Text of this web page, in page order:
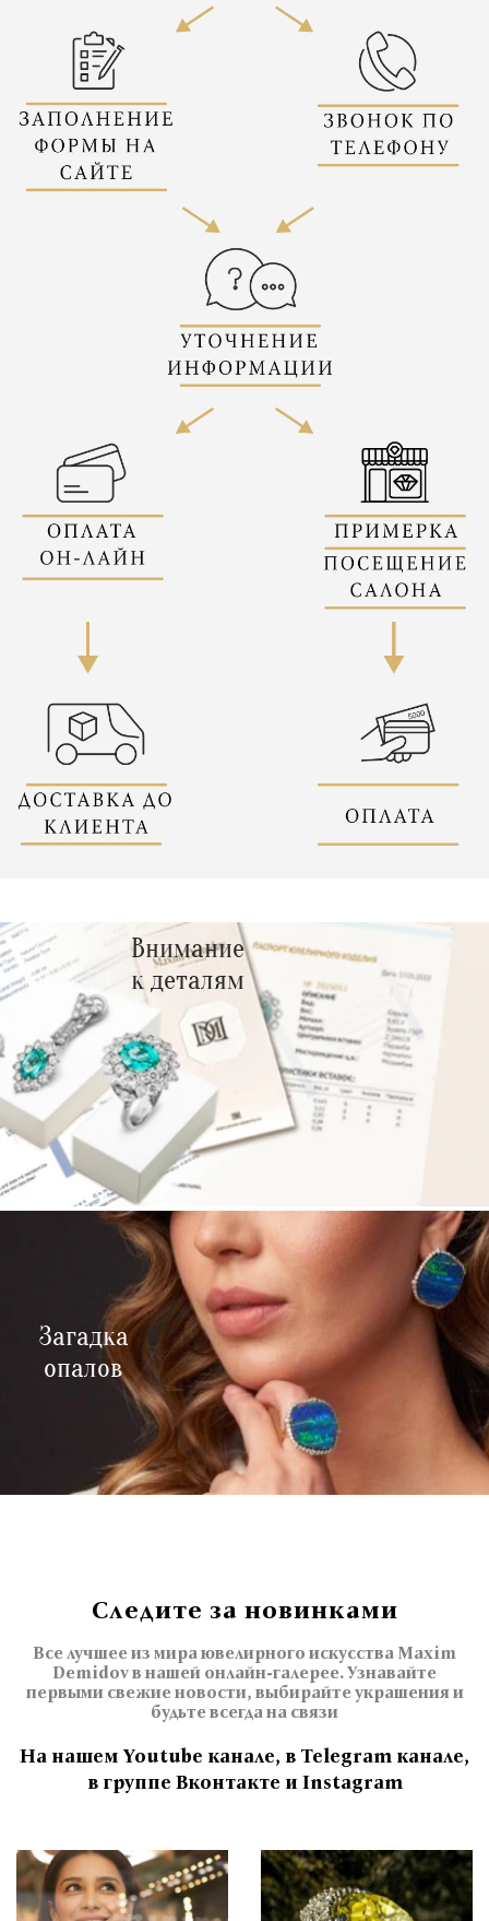
Внимание
к деталям
Загадка
опалов
Следите за новинками
Все лучшее из мира ювелирного искусства Maxim
Demidov в нашей онлайн-галерее. Узнавайте
первыми свежие новости, выбирайте украшения и
будьте всегда на связи
На нашем Youtube канале, в Telegram канале,
в группе Вконтакте и Instagram